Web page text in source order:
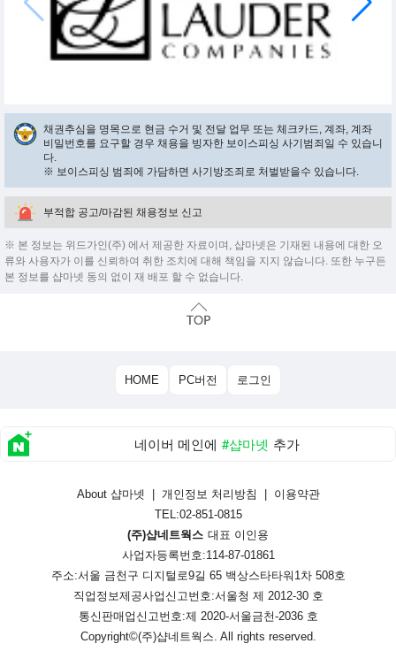
채권추심을 명목으로 현금 수거 및 전달 업무 또는 체크카드, 계좌, 계좌
비밀번호를 요구할 경우 채용을 빙자한 보이스피싱 사기범죄일 수 있습니
다.
※ 보이스피싱 범죄에 가담하면 사기방조죄로 처벌받을수 있습니다.
부적합 공고/마감된 채용정보 신고
※ 본 정보는 위드가인(주) 에서 제공한 자료이며, 샵마넷은 기재된 내용에 대한 오
류와 사용자가 이를 신뢰하여 취한 조치에 대해 책임을 지지 않습니다. 또한 누구든
본 정보를 샵마넷 동의 없이 재 배포 할 수 없습니다.
HOME PC버전 로그인
네이버 메인에 #샵마넷 추가
About 샵마넷 | 개인정보 처리방침 | 이용약관
TEL:02-851-0815
(주)샵네트웍스 대표 이인용
사업자등록번호:114-87-01861
주소:서울 금천구 디지털로9길 65 백상스타타워1차 508호
직업정보제공사업신고번호:서울청 제 2012-30 호
통신판매업신고번호:제 2020-서울금천-2036 호
Copyright©(주)샵네트웍스 . All rights reserved.